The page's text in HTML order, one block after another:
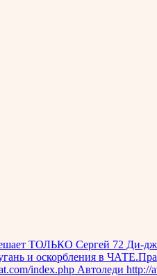
ТОЛЬКО Сергей 72 Ди-
и оскорбления в
index.php Автоледи http://